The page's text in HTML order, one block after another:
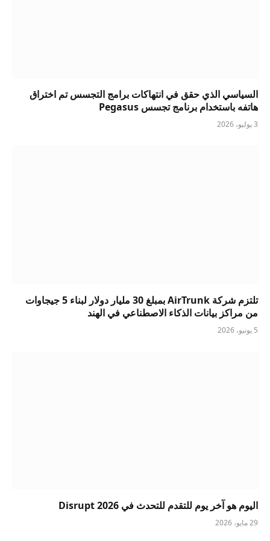
السياسي الذي حقق في انتهاكات برامج التجسس تم اختراق
هاتفه باستخدام برنامج تجسس Pegasus
3 يوليو، 2026
تلتزم شركة AirTrunk بمبلغ 30 مليار دولار لبناء 5 جيجاوات
من مراكز بيانات الذكاء الاصطناعي في الهند
5 يونيو، 2026
اليوم هو آخر يوم للتقدم للتحدث في Disrupt 2026
29 مايو، 2026